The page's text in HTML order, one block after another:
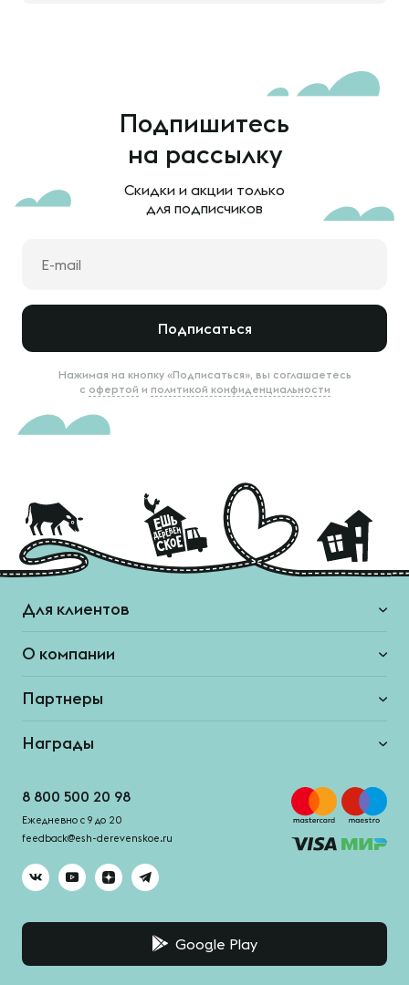
Подпишитесь
на рассылку
Скидки и акции только
для подписчиков
Подписаться
Нажимая на кнопку «Подписаться», вы соглашаетесь
с офертой и политикой конфиденциальности
Для клиентов
О компании
Партнеры
Награды
8 800 500 20 98
Ежедневно с 9 до 20
feedback@esh-derevenskoe.ru
Google Play